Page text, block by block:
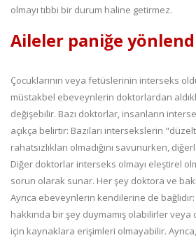
olmayı tıbbi bir durum haline getirmez.
Aileler paniğe
Çocuklarının veya fetüslerinin interseks
müstakbel ebeveynlerin doktorlardan
değişebilir. Bazı doktorlar, insanların
açıkça belirtir: Bazıları intersekslerin
rahatsızlıkları olmadığını savunurken,
Diğer doktorlar interseks olmayı eleştirel
sorun olarak sunar. Her şey doktora ve
Ayrıca ebeveynlerin kendilerine de
hakkında bir şey duymamış olabilirler
için kaynaklara erişimleri olmayabilir.